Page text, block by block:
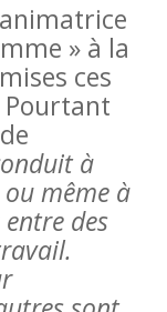
» à la
ces
Pourtant
à
même à
des